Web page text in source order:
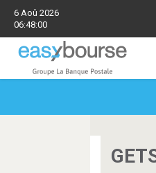
6 Aoû 2026
06:48:00